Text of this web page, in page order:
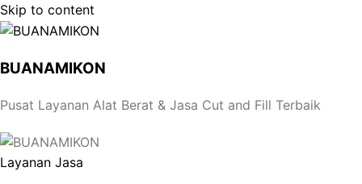
Skip to content
BUANAMIKON
Pusat Layanan Alat Berat & Jasa Cut and Fill Terbaik
Layanan Jasa